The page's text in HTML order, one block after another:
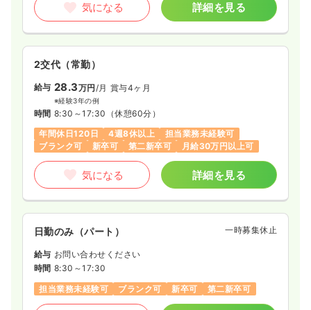
気になる 詳細を見る
2交代（常勤）
給与 28.3万円 /月 賞与4ヶ月
※経験3年の例
時間 8:30～17:30 （休憩60分）
年間休日120日
4週8休以上
担当業務未経験可
ブランク可
新卒可 第二新卒可 月給30万円以上可
気になる 詳細を見る
日勤のみ（パート） 一時募集休止
給与 お問い合わせください
時間 8:30～17:30
担当業務未経験可
ブランク可 新卒可 第二新卒可